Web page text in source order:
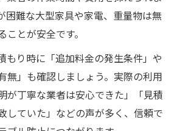
困難な大型家具や家電、重量物は無
とが安全です。
もり時に「追加料金の発生条件」や
無」も確認しましょう。実際の利用
が丁寧な業者は安心できた」「見積
していた」などの声が多く、信頼で